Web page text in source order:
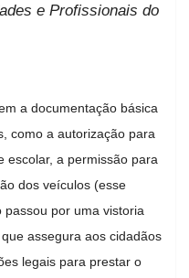
e Profissionais do
a documentação básica
como a autorização para
escolar, a permissão para
dos veículos (esse
por uma vistoria
assegura aos cidadãos
legais para prestar o